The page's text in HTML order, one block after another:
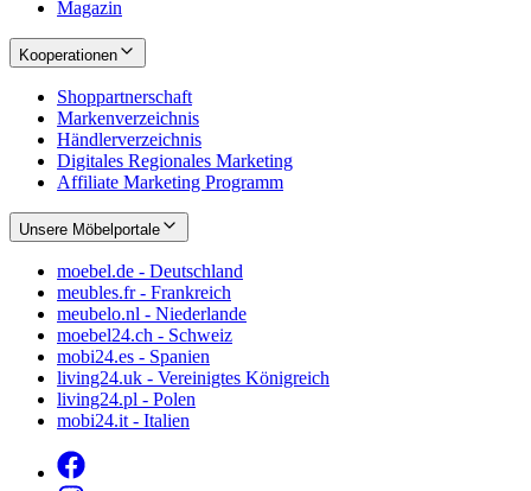
Magazin
Kooperationen
Shoppartnerschaft
Markenverzeichnis
Händlerverzeichnis
Digitales Regionales Marketing
Affiliate Marketing Programm
Unsere Möbelportale
moebel.de - Deutschland
meubles.fr - Frankreich
meubelo.nl - Niederlande
moebel24.ch - Schweiz
mobi24.es - Spanien
living24.uk - Vereinigtes Königreich
living24.pl - Polen
mobi24.it - Italien